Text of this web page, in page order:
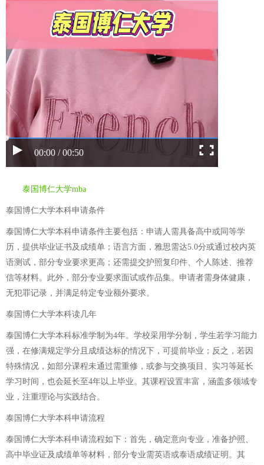
00:00 / 00:50
泰国博仁大学mba
泰国博仁大学本科申请条件
泰国博仁大学本科申请条件主要包括：申请人需具备高中或同等学
历，提供毕业证书及成绩单；语言方面，雅思需达5.0分或通过校内英
语测试，部分专业要求更高；还需提交护照复印件、个人陈述、推荐
信等材料。此外，部分专业要求面试或作品集。申请者需身体健康，
无犯罪记录，并满足特定专业额外要求。
泰国博仁大学本科读几年
泰国博仁大学本科标准学制为4年。学校采用学分制，学生若学习能力
强，在修满规定学分且成绩达标的情况下，可提前毕业；反之，若因
特殊情况，如部分课程未通过需重修，或参与交换项目、实习等延长
学习时间，也会延长至4年以上毕业。其课程设置丰富，涵盖多领域专
业，注重理论与实践结合。
泰国博仁大学本科申请流程
泰国博仁大学本科申请流程如下：首先，确定意向专业，准备护照、
高中毕业证及成绩单等材料，部分专业需英语或泰语成绩证明。其